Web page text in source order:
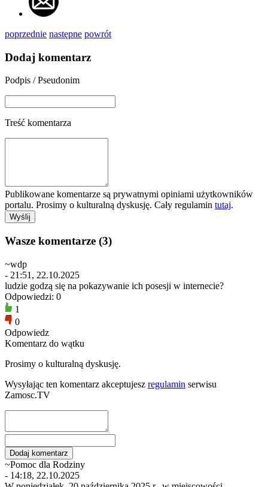
poprzednie następne powrót
Dodaj komentarz
Podpis / Pseudonim
Treść komentarza
Publikowane komentarze są prywatnymi opiniami użytkowników
portalu. Prosimy o kulturalną dyskusję. Cały regulamin tutaj.
Wasze komentarze (3)
~wdp
- 21:51, 22.10.2025
ludzie godzą się na pokazywanie ich posesji w internecie?
Odpowiedzi: 0
1
0
Odpowiedz
Komentarz do wątku
Prosimy o kulturalną dyskusję.
Wysyłając ten komentarz akceptujesz regulamin serwisu
Zamosc.TV
~Pomoc dla Rodziny
- 14:18, 22.10.2025